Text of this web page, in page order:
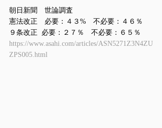
朝日新聞　世論調査
憲法改正　必要：４３%　不必要：４６％
９条改正  必要：２７％　不必要：６５％
https://www.asahi.com/articles/ASN5271Z3N4ZU
ZPS005.html